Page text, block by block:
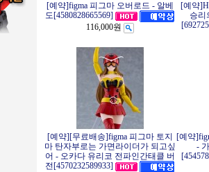
[예약]figma 피그마 오버로드 - 알베
도[4580828665569]
116,000원
[예약
승리
[예약][무료배송]figma 피그마 토지
마 탄자부로는 가면라이더가 되고싶
어 - 오카다 유리코 전파인간태클 버
전[4570232589933]
[예약
-